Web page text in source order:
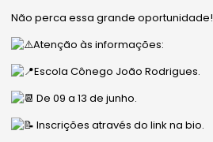
Não perca essa grande oportunidade!
Atenção às informações:
Escola Cônego João Rodrigues.
De 09 a 13 de junho.
Inscrições através do link na bio.